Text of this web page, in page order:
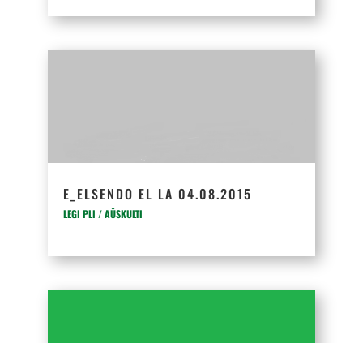
E_ELSENDO EL LA 04.08.2015
LEGI PLI / AŬSKULTI